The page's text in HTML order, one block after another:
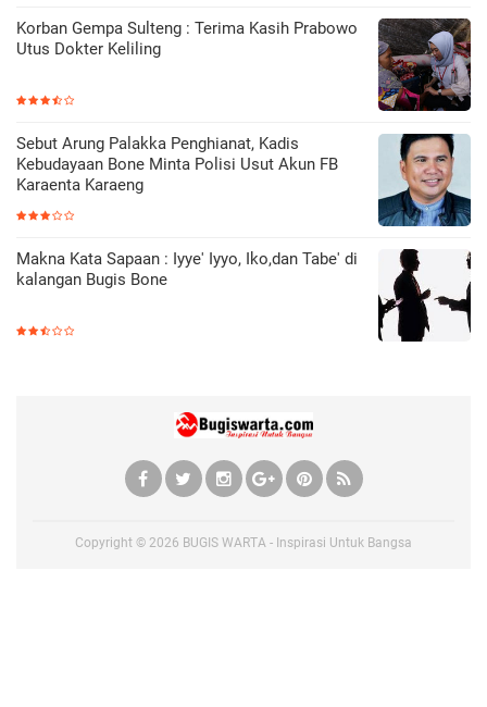
Korban Gempa Sulteng : Terima Kasih Prabowo
Utus Dokter Keliling
Sebut Arung Palakka Penghianat, Kadis
Kebudayaan Bone Minta Polisi Usut Akun FB
Karaenta Karaeng
Makna Kata Sapaan : Iyye' Iyyo, Iko,dan Tabe' di
kalangan Bugis Bone
Copyright © 2026 BUGIS WARTA - Inspirasi Untuk Bangsa